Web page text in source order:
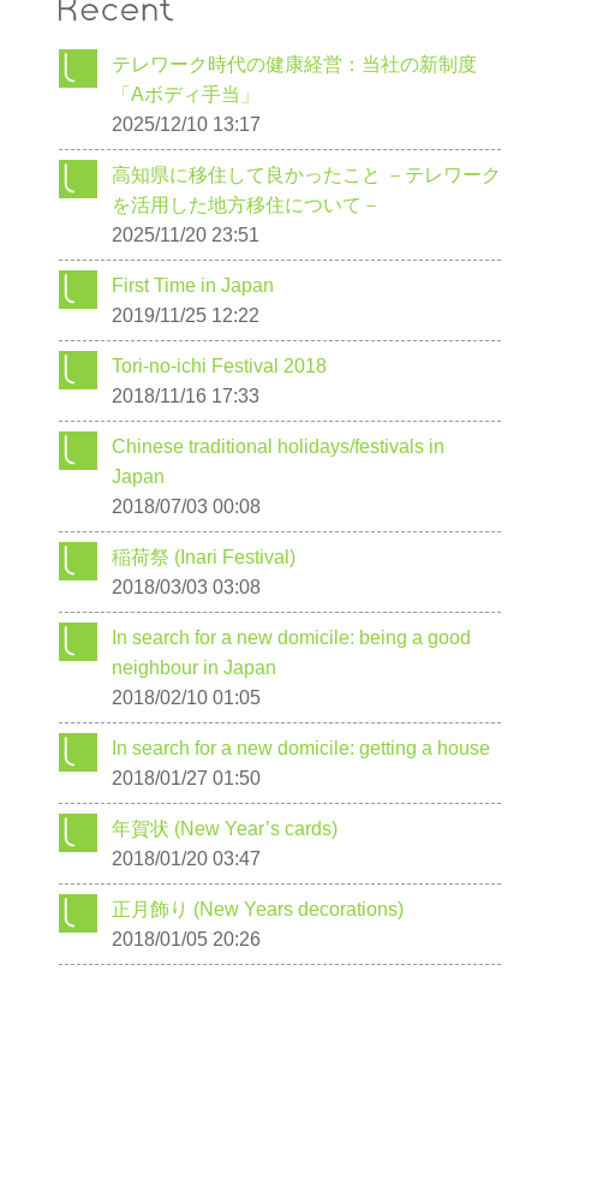
テレワーク時代の健康経営：当社の新制度
「Aボディ手当」
2025/12/10 13:17
高知県に移住して良かったこと －テレワーク
を活用した地方移住について－
2025/11/20 23:51
First Time in Japan
2019/11/25 12:22
Tori-no-ichi Festival 2018
2018/11/16 17:33
Chinese traditional holidays/festivals in
Japan
2018/07/03 00:08
稲荷祭 (Inari Festival)
2018/03/03 03:08
In search for a new domicile: being a good
neighbour in Japan
2018/02/10 01:05
In search for a new domicile: getting a house
2018/01/27 01:50
年賀状 (New Year’s cards)
2018/01/20 03:47
正月飾り (New Years decorations)
2018/01/05 20:26